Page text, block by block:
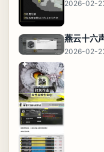
2026-02-
燕云十六
2026-02-